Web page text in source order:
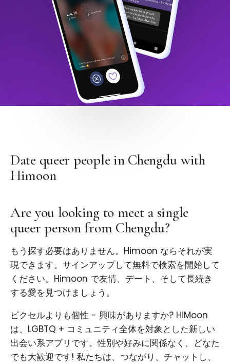
Date queer people in Chengdu with
Himoon
Are you looking to meet a single
queer person from Chengdu?
もう探す必要はありません。Himoon ならそれが実
現できます。サインアップして無料で検索を開始して
ください。Himoon で友情、デート、そして長続き
する愛を見つけましょう。
ピクセルよりも個性 - 興味がありますか? HiMoon
は、LGBTQ + コミュニティ全体を対象とした新しい
出会い系アプリです。性別や好みに関係なく、どなた
でも大歓迎です! 私たちは、つながり、チャットし、